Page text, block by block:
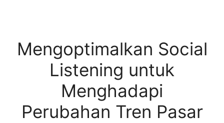
Mengoptimalkan Social
Listening untuk
Menghadapi
Perubahan Tren Pasar